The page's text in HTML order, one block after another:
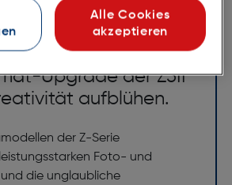
Z 24-105/4-7.1
Upgrade der Z5II
aufblühen.
der Z-Serie
Foto- und
die unglaubliche
Alle Cookies
akzeptieren